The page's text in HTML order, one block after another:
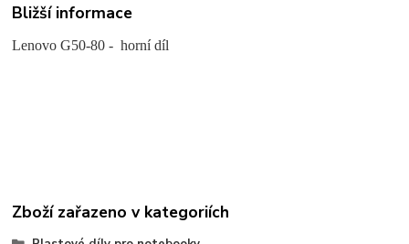
Bližší informace
Lenovo G50-80 - horní díl
Zboží zařazeno v kategoriích